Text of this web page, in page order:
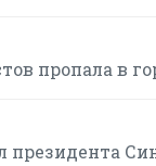
пропала в
президента